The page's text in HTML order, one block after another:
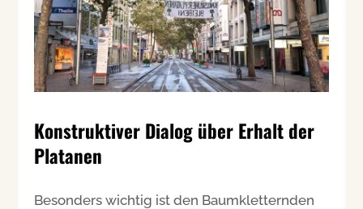
Konstruktiver Dialog über Erhalt der
Platanen
Besonders wichtig ist den Baumkletternden